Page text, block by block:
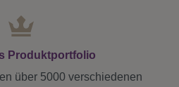
Produktportfolio
über 5000 verschiedenen